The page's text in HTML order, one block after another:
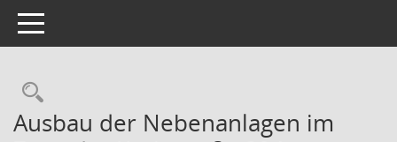
Toggle navigation
Rechercheauswahl
Ausbau der Nebenanlagen im